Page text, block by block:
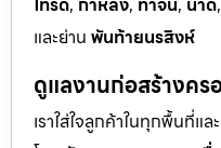
และย่าน พันท้ายนรสิงห์
ดูแลงานก่อสร้างค
เราใส่ใจลูกค้าในทุกพื้นที่แ